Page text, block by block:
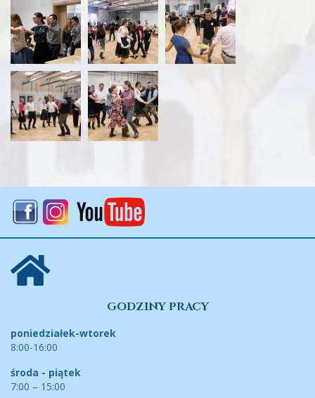
GODZINY PRACY
poniedziałek-wtorek
8:00-16:00
środa - piątek
7:00 – 15:00